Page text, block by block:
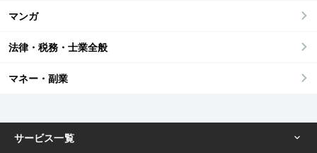
マンガ
法律・税務・士業全般
マネー・副業